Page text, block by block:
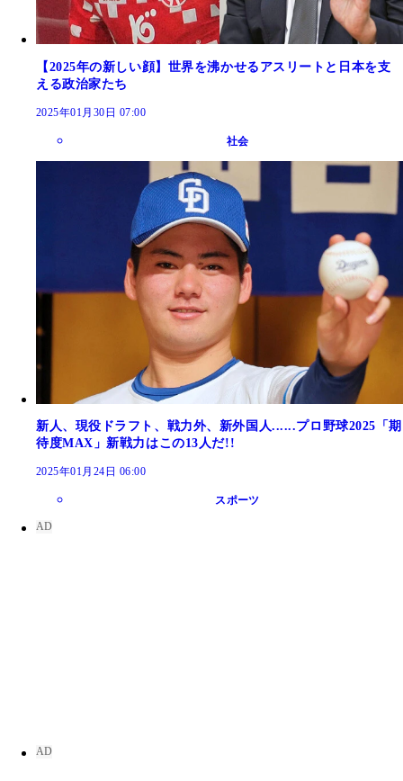
【2025年の新しい顔】世界を沸かせるアスリートと日本を支
える政治家たち
2025年01月30日 07:00
社会
新人、現役ドラフト、戦力外、新外国人......プロ野球2025「期
待度MAX」新戦力はこの13人だ!!
2025年01月24日 06:00
スポーツ